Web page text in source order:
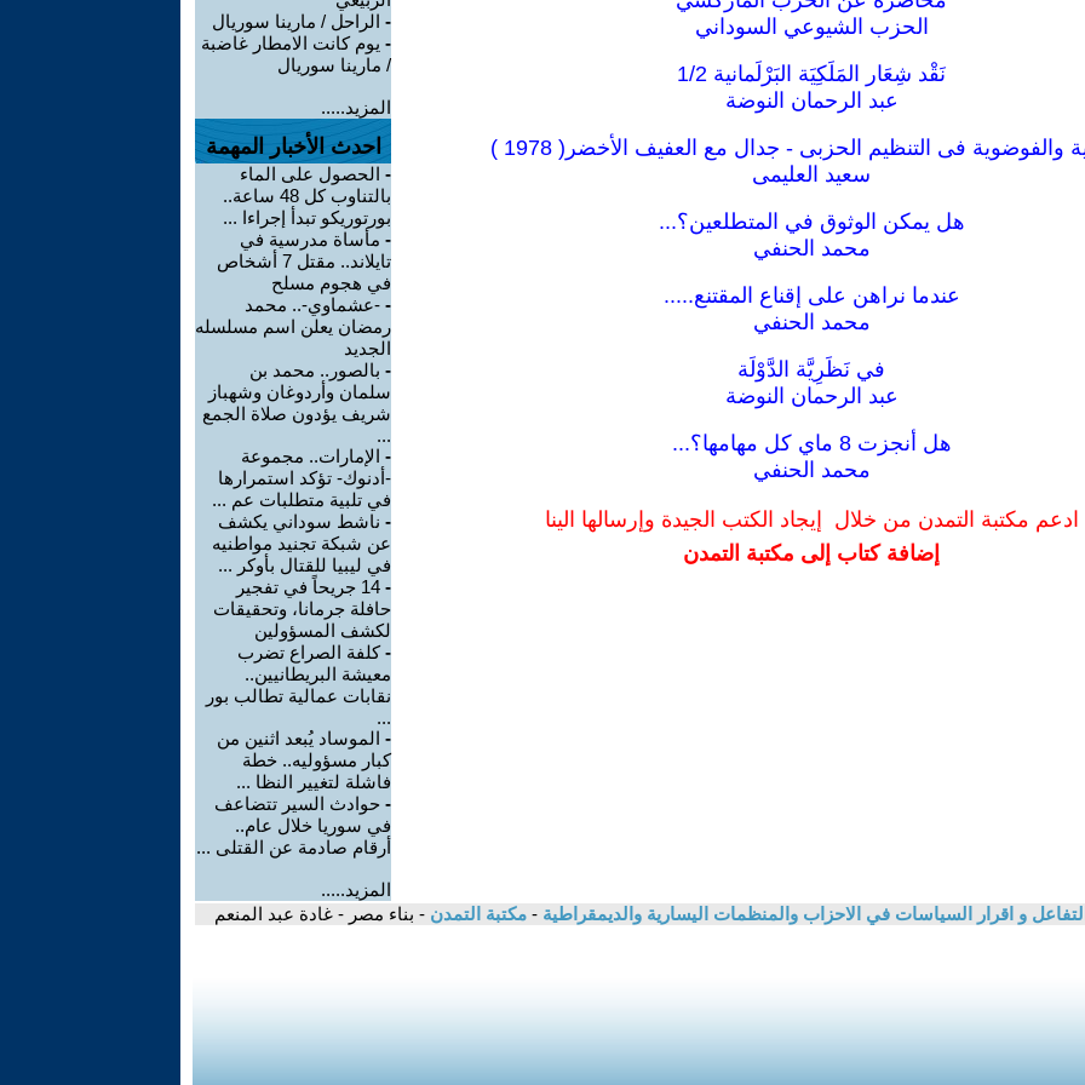
الحزب الشيوعي السوداني
نَقْد شِعَار المَلَكِيَة البَرْلَمانية 1/2
عبد الرحمان النوضة
والفوضوية فى التنظيم الحزبى - جدال مع العفيف الأخضر( 1978 )
سعيد العليمى
هل يمكن الوثوق في المتطلعين؟...
محمد الحنفي
عندما نراهن على إقناع المقتنع.....
محمد الحنفي
في نَظَرِيَّة الدَّوْلَة
عبد الرحمان النوضة
هل أنجزت 8 ماي كل مهامها؟...
محمد الحنفي
ادعم مكتبة التمدن من خلال إيجاد الكتب الجيدة وإرسالها الينا
إضافة كتاب إلى مكتبة التمدن
- الراحل / مارينا سوريال
- يوم كانت الامطار غاضبة
/ مارينا سوريال
المزيد.....
احدث الأخبار المهمة
- الحصول على الماء
بالتناوب كل 48 ساعة..
بورتوريكو تبدأ إجراءا ...
- مأساة مدرسية في
تايلاند.. مقتل 7 أشخاص
في هجوم مسلح
- -عشماوي-.. محمد
رمضان يعلن اسم مسلسله
الجديد
- بالصور.. محمد بن
سلمان وأردوغان وشهباز
شريف يؤدون صلاة الجمع
...
- الإمارات.. مجموعة
-أدنوك- تؤكد استمرارها
في تلبية متطلبات عم ...
- ناشط سوداني يكشف
عن شبكة تجنيد مواطنيه
في ليبيا للقتال بأوكر ...
-
14 جريحاً في تفجير
حافلة جرمانا، وتحقيقات
لكشف المسؤولين
-كلفة الصراع تضرب
معيشة البريطانيين..
نقابات عمالية تطالب بور
...
- الموساد يُبعد اثنين من
كبار مسؤوليه.. خطة
فاشلة لتغيير النظا ...
- حوادث السير تتضاعف
في سوريا خلال عام..
أرقام صادمة عن القتلى ...
المزيد.....
و اقرار السياسات في الاحزاب والمنظمات اليسارية والديمقراطية - مكتبة التمدن - بناء مصر - غادة عبد المنعم